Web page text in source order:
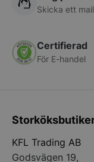
Skicka ett
Certifierad
För E-handel
KFL Trading AB
Godsvägen 19,
PHPSESSID